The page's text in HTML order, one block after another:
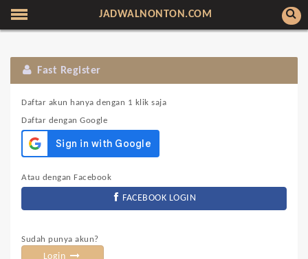
JADWALNONTON.COM
Fast Register
Daftar akun hanya dengan 1 klik saja
Daftar dengan Google
Atau dengan Facebook
FACEBOOK LOGIN
Sudah punya akun?
Login